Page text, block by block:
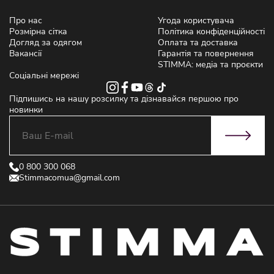
Про нас
Розмірна сітка
Догляд за одягом
Вакансії
Угода користувача
Політика конфіденційності
Оплата та доставка
Гарантія та повернення
STIMMA: медіа та проєкти
Соціальні мережі
Підпишись на нашу розсилку та дізнавайся першою про
новинки
0 800 300 068
Stimmacomua@gmail.com